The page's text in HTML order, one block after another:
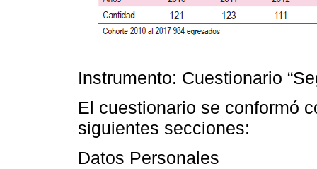
Instrumento: Cuestionario
El cuestionario se conformó
siguientes secciones:
Datos Personales